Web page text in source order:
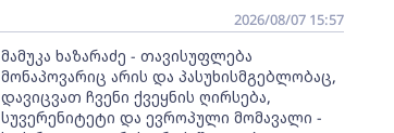
2026/08/07 15:57
მამუკა ხაზარაძე - თავისუფლება
მონაპოვარიც არის და პასუხისმგებლობაც,
დავიცვათ ჩვენი ქვეყნის ღირსება,
სუვერენიტეტი და ევროპული მომავალი -